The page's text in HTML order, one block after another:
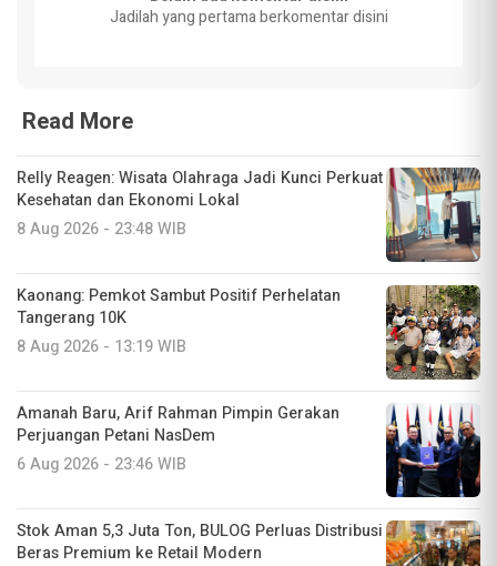
Jadilah yang pertama berkomentar disini
Read More
Relly Reagen: Wisata Olahraga Jadi Kunci Perkuat
Kesehatan dan Ekonomi Lokal
8 Aug 2026 - 23:48 WIB
Kaonang: Pemkot Sambut Positif Perhelatan
Tangerang 10K
8 Aug 2026 - 13:19 WIB
Amanah Baru, Arif Rahman Pimpin Gerakan
Perjuangan Petani NasDem
6 Aug 2026 - 23:46 WIB
Stok Aman 5,3 Juta Ton, BULOG Perluas Distribusi
Beras Premium ke Retail Modern